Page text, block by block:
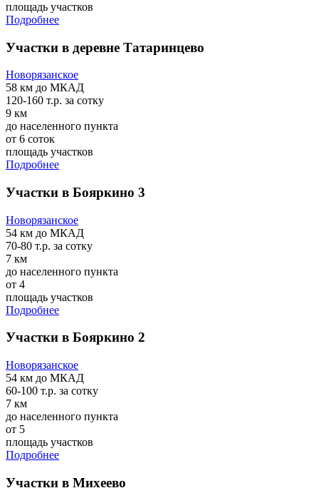
площадь участков
Подробнее
Участки в деревне Татаринцево
Новорязанское
58 км до МКАД
120-160 т.р. за сотку
9 км
до населенного пункта
от 6 соток
площадь участков
Подробнее
Участки в Бояркино 3
Новорязанское
54 км до МКАД
70-80 т.р. за сотку
7 км
до населенного пункта
от 4
площадь участков
Подробнее
Участки в Бояркино 2
Новорязанское
54 км до МКАД
60-100 т.р. за сотку
7 км
до населенного пункта
от 5
площадь участков
Подробнее
Участки в Михеево